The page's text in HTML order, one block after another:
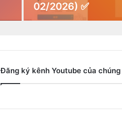
02/2026) ✅
Đăng ký kênh Youtube của